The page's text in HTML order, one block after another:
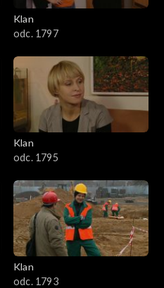
Klan
odc. 1797
Klan
odc. 1795
Klan
odc. 1793